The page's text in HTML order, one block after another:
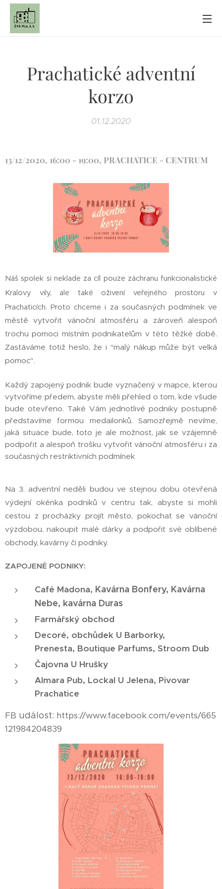
Prachatické adventní
korzo
01.12.2020
13/12/2020, 16:00 - 19:00, PRACHATICE - CENTRUM
Náš spolek si neklade za cíl pouze záchranu funkcionalistické
Kralovy vily, ale také oživení veřejného prostoru v
Prachaticích. Proto chceme i za současných podmínek ve
městě vytvořit vánoční atmosféru a zároveň alespoň
trochu pomoci místním podnikatelům v této těžké době.
Zastáváme totiž heslo, že i "malý nákup může být velká
pomoc".
Každý zapojený podnik bude vyznačený v mapce, kterou
vytvoříme předem, abyste měli přehled o tom, kde všude
bude otevřeno. Také Vám jednotlivé podniky postupně
představíme formou medailonků. Samozřejmě nevíme,
jaká situace bude, toto je ale možnost, jak se vzájemně
podpořit a alespoň trošku vytvořit vánoční atmosféru i za
současných restriktivních podmínek
Na 3. adventní neděli budou ve stejnou dobu otevřená
výdejní okénka podniků v centru tak, abyste si mohli
cestou z procházky projít město, pokochat se vánoční
výzdobou, nakoupit malé dárky a podpořit své oblíbené
obchody, kavárny či podniky.
ZAPOJENÉ PODNIKY:
Café Madona, Kavárna Bonfery, Kavárna
Nebe, kavárna Duras
Farmářský obchod
Decoré, obchůdek U Barborky,
Prenesta, Boutique Parfums, Stroom Dub
Čajovna U Hrušky
Almara Pub, Lockal U Jelena, Pivovar
Prachatice
FB událost: https://www.facebook.com/events/665
121984204839